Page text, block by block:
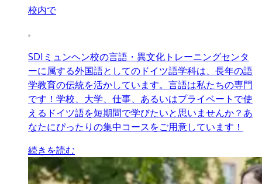
校内で
SDIミュンヘン校の言語・異文化トレーニングセンタ
ーに属する外国語としてのドイツ語学科は、長年の語
学教育の伝統を活かしています。言語は私たちの専門
です！学校、大学、仕事、あるいはプライベートで使
えるドイツ語を短期間で学びたいと思いませんか？あ
なたにぴったりの集中コースをご用意しています！
続きを読む